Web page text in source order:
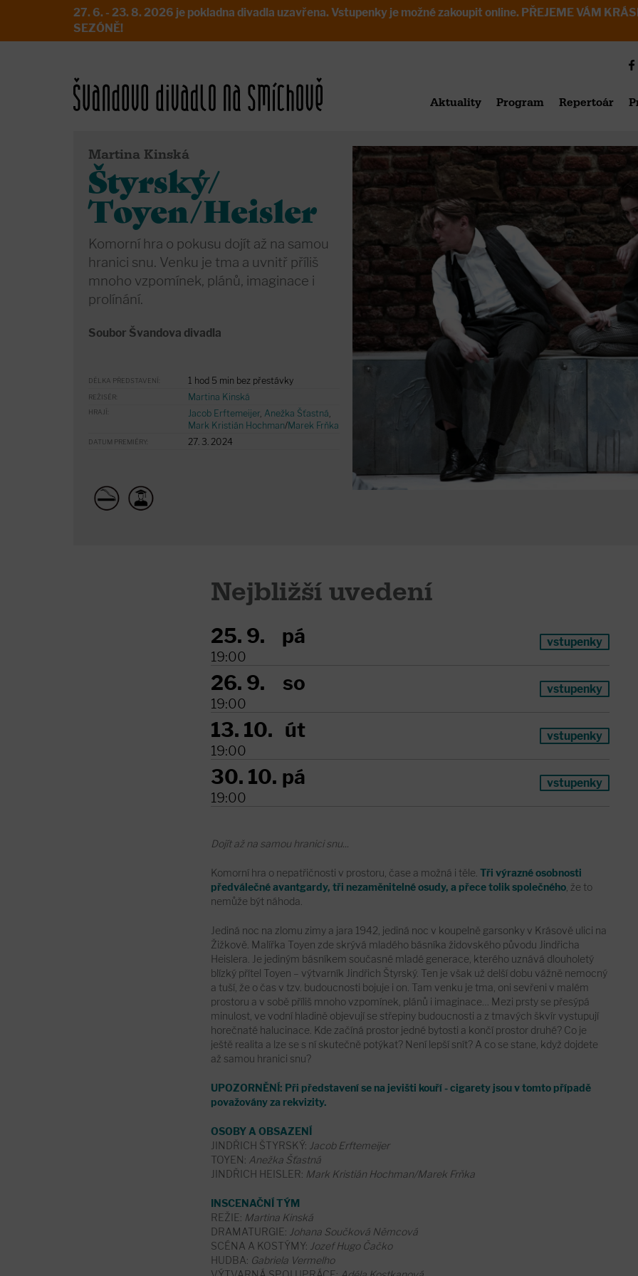
27. 6. - 23. 8. 2026 je pokladna divadla uzavřena. Vstupenky je možné zakoupit online. PŘEJEME VÁM
SEZÓNĚ!
Aktuality Program Repertoár
Martina Kinská
Štyrský/
Toyen/Heisler
Komorní hra o pokusu dojít až na samou
hranici snu. Venku je tma a uvnitř příliš
mnoho vzpomínek, plánů, imaginace i
prolínání.
Soubor Švandova divadla
DÉLKA PŘEDSTAVENÍ: 1 hod 5 min bez přestávky
REŽISÉR: Martina Kinská
HRAJÍ: Jacob Erftemeijer, Anežka Šťastná,
Mark Kristián Hochman/Marek Frňka
DATUM PREMIÉRY: 27. 3. 2024
Nejbližší uvedení
25. 9.
19:00
pá vstupenky
26. 9.
19:00
so vstupenky
13. 10.
19:00
út vstupenky
30. 10.
19:00
pá vstupenky
Dojít až na samou hranici snu...
Komorní hra o nepatřičnosti v prostoru, čase a možná i těle. Tři výrazné osobnosti
předválečné avantgardy, tři nezaměnitelné osudy, a přece tolik společného, že to
nemůže být náhoda.
Jediná noc na zlomu zimy a jara 1942, jediná noc v koupelně garsonky v Krásově ulici na
Žižkově. Malířka Toyen zde skrývá mladého básníka židovského původu Jindřicha
Heislera. Je jediným básníkem současné mladé generace, kterého uznává dlouholetý
blízký přítel Toyen – výtvarník Jindřich Štyrský. Ten je však už delší dobu vážně nemocný
a tuší, že o čas v tzv. budoucnosti bojuje i on. Tam venku je tma, oni sevřeni v malém
prostoru a v sobě příliš mnoho vzpomínek, plánů i imaginace… Mezi prsty se přesýpá
minulost, ve vodní hladině objevují se střepiny budoucnosti a z tmavých škvír vystupují
horečnaté halucinace. Kde začíná prostor jedné bytosti a končí prostor druhé? Co je
ještě realita a lze se s ní skutečně potýkat? Není lepší snít? A co se stane, když dojdete
až samou hranici snu?
UPOZORNĚNÍ: Při představení se na jevišti kouří - cigarety jsou v tomto případě
považovány za rekvizity.
OSOBY A OBSAZENÍ
JINDŘICH ŠTYRSKÝ: Jacob Erftemeijer
TOYEN: Anežka Šťastná
JINDŘICH HEISLER: Mark Kristián Hochman/Marek Frňka
INSCENAČNÍ TÝM
REŽIE: Martina Kinská
DRAMATURGIE: Johana Součková Němcová
SCÉNA A KOSTÝMY: Jozef Hugo Čačko
HUDBA: Gabriela Vermelho